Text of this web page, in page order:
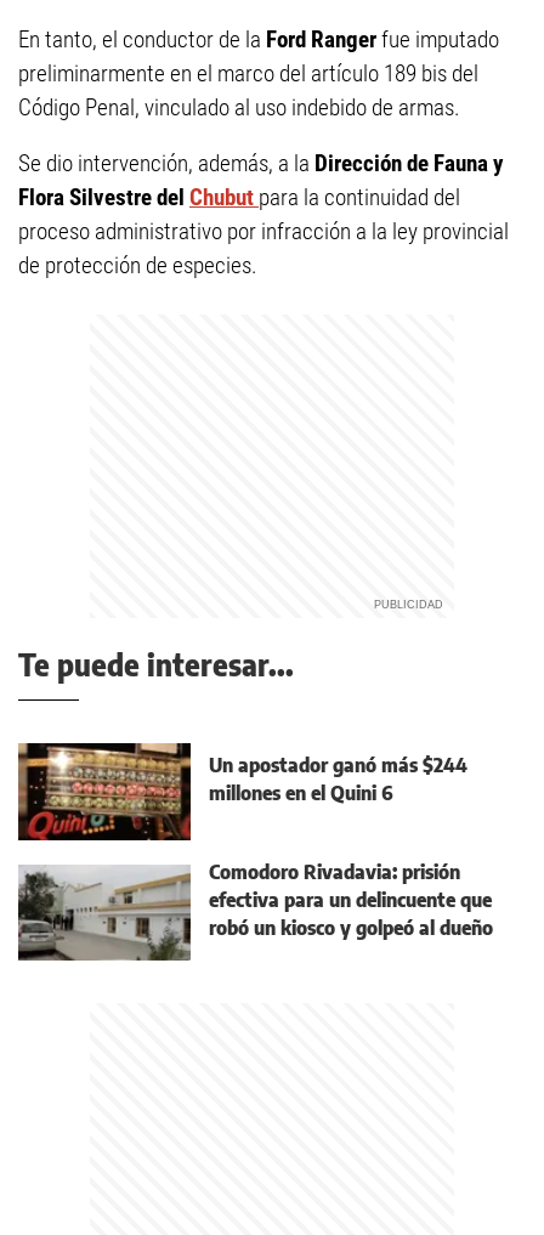
En tanto, el conductor de la Ford Rangerfue imputado
preliminarmente en el marco del artículo 189 bis del
Código Penal, vinculado al uso indebido de armas.
Se dio intervención, además, a la Dirección de Fauna y
Flora Silvestre del Chubut para la continuidad del
proceso administrativo por infracción a la ley provincial
de protección de especies.
Te puede interesar...
Un apostador ganó más $244
millones en el Quini 6
Comodoro Rivadavia: prisión
efectiva para un delincuente que
robó un kiosco y golpeó al dueño